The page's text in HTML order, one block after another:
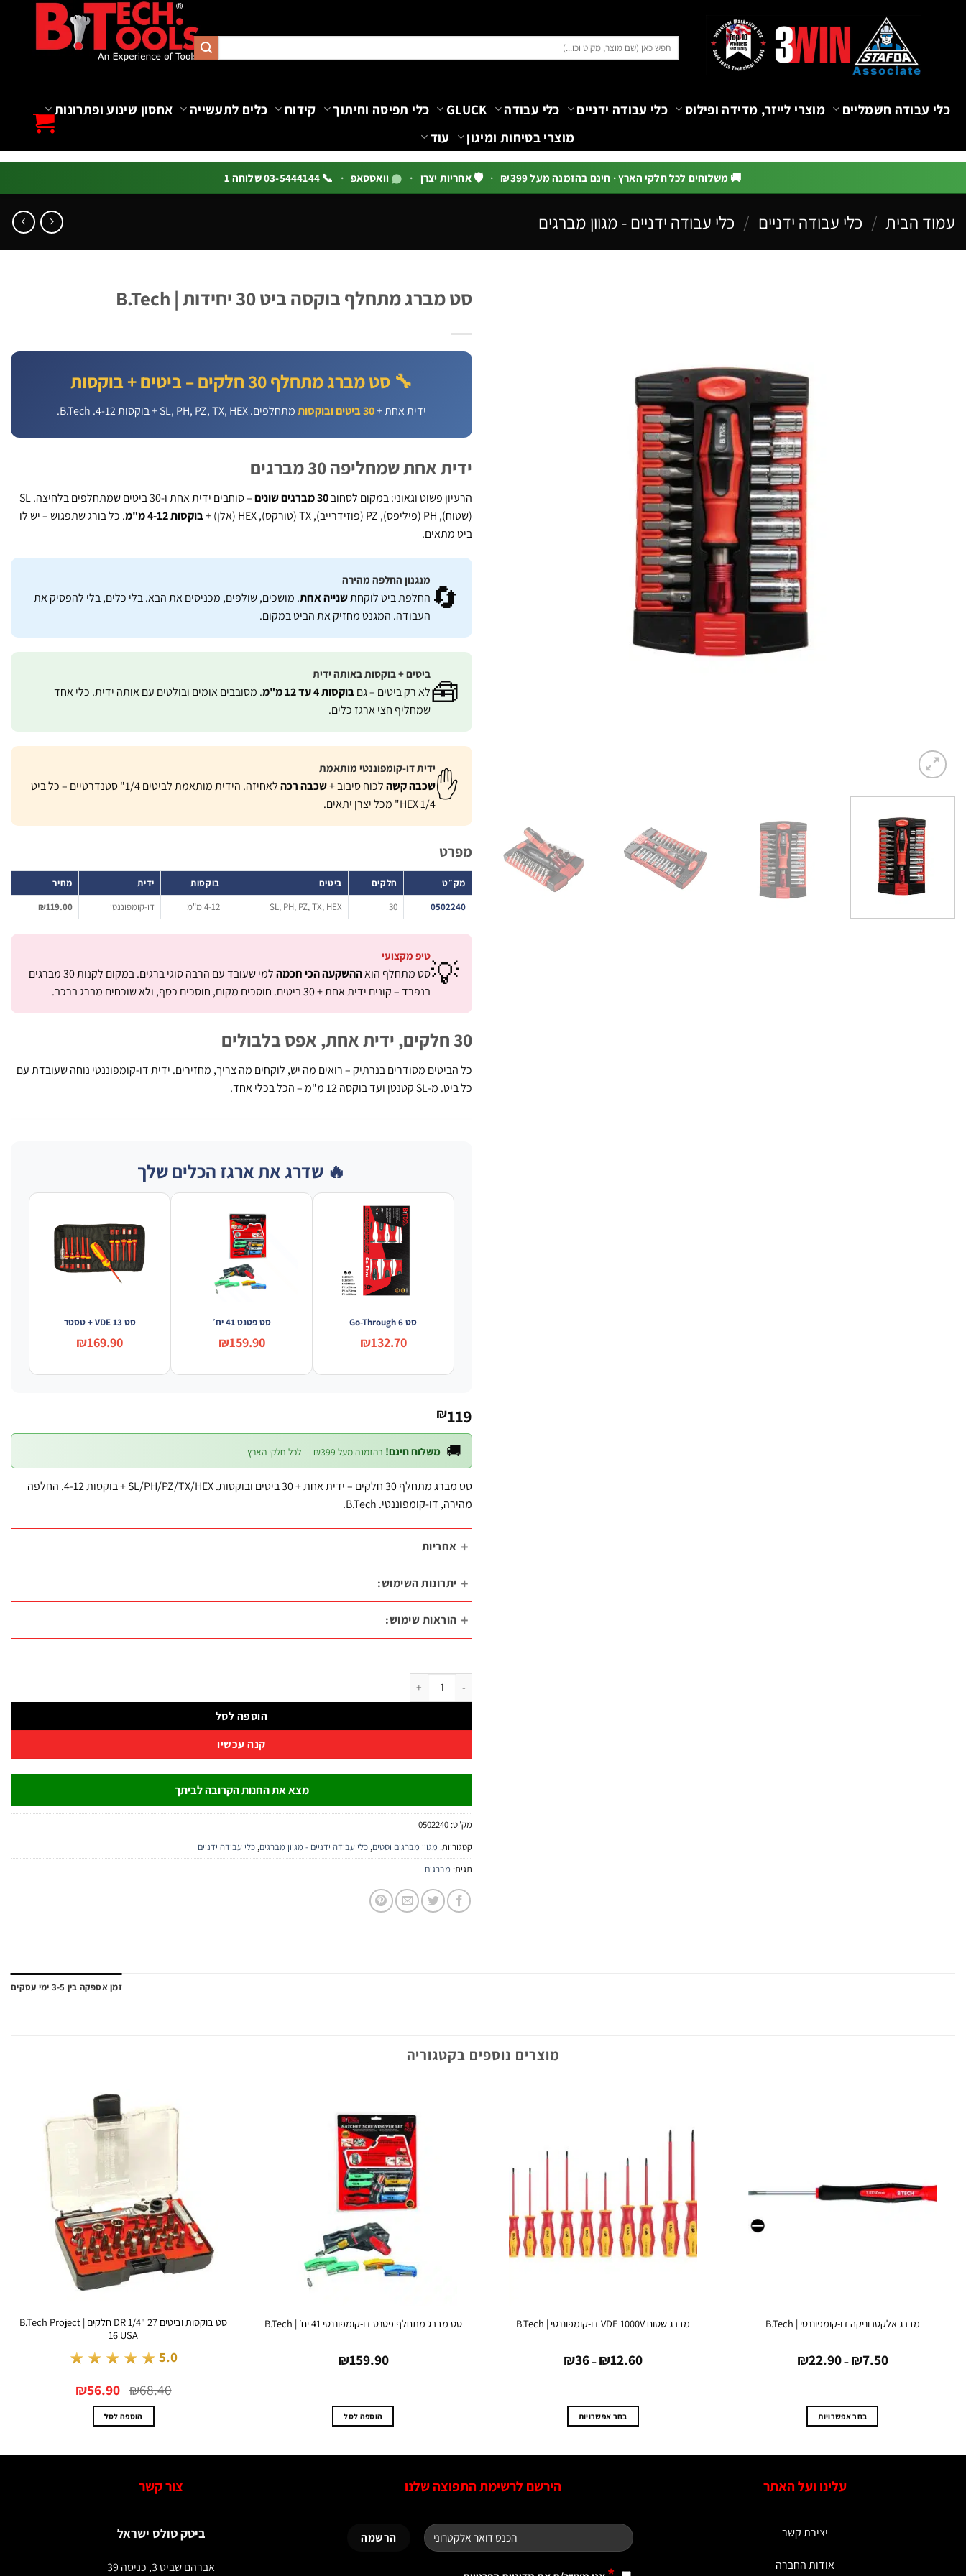
כלי עבודה חשמליים מוצרי לייזר, מדידה ופילוס כלי עבודה ידניים כלי עבודה GLUCK כלי תפיסה וחיתוך קידוח כלים לתעשייה
אחסון שינוע ופתרונות
מוצרי בטיחות ומיגון
עוד
🚚 משלוחים לכל חלקי הארץ · חינם בהזמנה מעל ₪399 · 🛡️ אחריות יצרן · וואטסאפ · 📞 03-5444144 שלוחה 1
עמוד הבית / כלי עבודה ידניים / כלי עבודה ידניים - מגוון מברגים
סט מברג מתחלף בוקסה ביט 30 יחידות | B.Tech
🔧 סט מברג מתחלף 30 חלקים – ביטים + בוקסות
ידית אחת +30 ביטים ובוקסות מתחלפים. SL, PH, PZ, TX, HEX + בוקסות 4-12. B.Tech.
ידית אחת שמחליפה 30 מברגים
הרעיון פשוט וגאוני: במקום לסחוב30 מברגים שונים
– סוחבים ידית אחת ו-30 ביטים שמתחלפים בלחיצה. SL
(שטוח), PH (פיליפס), PZ (פוזידרייב), TX (טורקס), HEX (אלן) +
בוקסות 4-12 מ"מ
. כל בורג שתפגוש – יש לו
ביט מתאים.
🔄 מנגנון החלפה מהירה
החלפת ביט לוקחתשנייה אחת. מושכים, שולפים, מכניסים את הבא. בלי כלים, בלי להפסיק את
העבודה. המגנט מחזיק את הביט במקום.
🧰ביטים + בוקסות באותה ידית
לא רק ביטים – גםבוקסות 4 עד 12 מ"מ
. מסובבים אומים ובולטים עם אותה ידית. כלי אחד
שמחליף חצי ארגז כלים.
✋ידית דו-קומפוננטי מותאמת
שכבה קשהלכוח סיבוב +שכבה רכה
לאחיזה. הידית מותאמת לביטים 1/4" סטנדרטיים – כל ביט
HEX 1/4" מכל יצרן יתאים.
מפרט
מק״ט חלקים ביטים בוקסות ידית
מחיר
0502240
30
SL, PH, PZ, TX, HEX 4-12 מ"מ דו-קומפוננטי ₪119.00
💡טיפ מקצועי
סט מתחלף הואההשקעה הכי חכמה
למי שעובד עם הרבה סוגי ברגים. במקום לקנות 30 מברגים
בנפרד – קונים ידית אחת + 30 ביטים. חוסכים מקום, חוסכים כסף, ולא שוכחים מברג ברכב.
30 חלקים, ידית אחת, אפס בלבולים
כל הביטים מסודרים בנרתיק – רואים מה יש, לוקחים מה צריך, מחזירים. ידית דו-קומפוננטי נוחה שעובדת עם
כל ביט. מ-SL קטנטן ועד בוקסה 12 מ"מ – הכל בכלי אחד.
🔥 שדרג את ארגז הכלים שלך
סט Go-Through 6
₪132.70
סט פטנט 41 יח׳
₪159.90
סט VDE 13 + טסטר
₪169.90
₪119
🚚 משלוח חינם! בהזמנה מעל ₪399 — לכל חלקי הארץ
סט מברג מתחלף 30 חלקים – ידית אחת + 30 ביטים ובוקסות. SL/PH/PZ/TX/HEX + בוקסות 4-12. החלפה
מהירה, דו-קומפוננטי. B.Tech.
אחריות
יתרונות השימוש:
הוראות שימוש:
כמות של סט מברג מתחלף בוקסה ביט 30 יחידות | B.Tech
הוספה לסל
קנה עכשיו
מצא את החנות הקרובה לביתך
מק"ט: 0502240
קטגוריות: מגוון מברגים וסטים, כלי עבודה ידניים - מגוון מברגים, כלי עבודה ידניים
תגית: מברגים
זמן אספקה בין 3-5 ימי עסקים
מוצרים נוספים בקטגוריה
מברג אלקטרוניקה דו-קומפוננטי | B.Tech
₪7.50
–
₪22.90
בחר אפשרויות
מספר
לבחור
האפשרויות
מברג שטוח VDE 1000V דו-קומפוננטי | B.Tech
₪12.60
–
₪36
בחר אפשרויות
את
סט מברג מתחלף פטנט דו-קומפוננטי 41 יח׳ | B.Tech
₪159.90
הוספה לסל
סט בוקסות וביטים DR 1/4" 27 חלקים | B.Tech Project
16 USA
★★★★★5.0
₪68.40 המקורי
היה:
₪68.40.
₪56.90
הוספה לסל
עלינו ועל האתר
יצירת קשר
אודות החברה
הירשם לרשימת התפוצה שלנו צור קשר
ביטק טולס ישראל
אברהם שביט 3, כניסה 39